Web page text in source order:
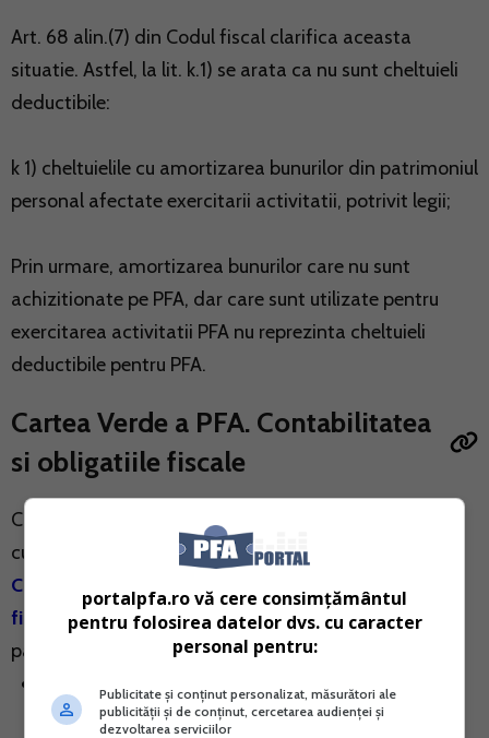
Art. 68 alin.(7) din Codul fiscal clarifica aceasta
situatie. Astfel, la lit. k.1) se arata ca nu sunt cheltuieli
deductibile:
k 1) cheltuielile cu amortizarea bunurilor din patrimoniul
personal afectate exercitarii activitatii, potrivit legii;
Prin urmare, amortizarea bunurilor care nu sunt
achizitionate pe PFA, dar care sunt utilizate pentru
exercitarea activitatii PFA nu reprezinta cheltuieli
deductibile pentru PFA.
Cartea Verde a PFA. Contabilitatea
si obligatiile fiscale
Creat special pentru rezolvarea problemelor practice
cu care se confrunta contribuabilul in teren, ghidul
Cartea Verde a PFA. Contabilitatea si obligatiile
fiscale
descrie, pas cu pas, traseul actiunilor legale de
parcurs:
inregistrarea/modificarea/radierea juridica si/sau
fiscala si explicarea termenilor utilizati
portalpfa.ro vă cere consimțământul
pentru folosirea datelor dvs. cu caracter
personal pentru:
Publicitate și conținut personalizat, măsurători ale
publicității și de conținut, cercetarea audienței și
dezvoltarea serviciilor